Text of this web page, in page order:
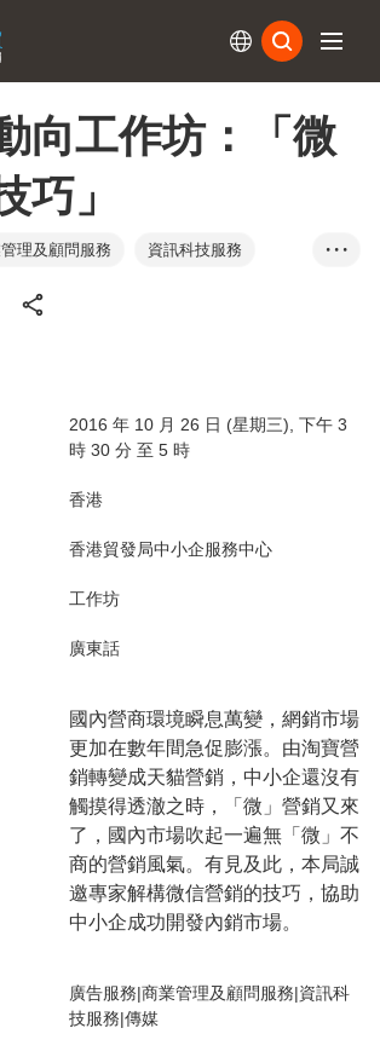
向工作坊：「微
巧」
理及顧問服務
資訊科技服務
• • •
2016 年 10 月 26 日 (星期三), 下午 3
時 30 分 至 5 時
香港
香港貿發局中小企服務中心
工作坊
廣東話
國內營商環境瞬息萬變，網銷市場
更加在數年間急促膨漲。由淘寶營
銷轉變成天貓營銷，中小企還沒有
觸摸得透澈之時，「微」營銷又來
了，國內市場吹起一遍無「微」不
商的營銷風氣。有見及此，本局誠
邀專家解構微信營銷的技巧，協助
中小企成功開發內銷市場。
廣告服務|商業管理及顧問服務|資訊科
技服務|傳媒